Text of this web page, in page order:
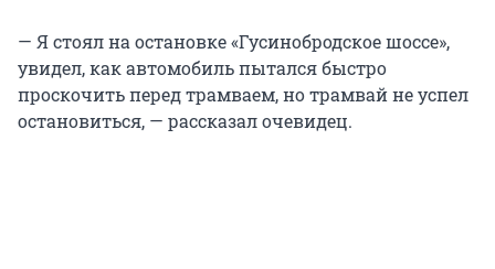
— Я стоял на остановке «Гусинобродское шоссе»,
увидел, как автомобиль пытался быстро
проскочить перед трамваем, но трамвай не успел
остановиться, — рассказал очевидец.